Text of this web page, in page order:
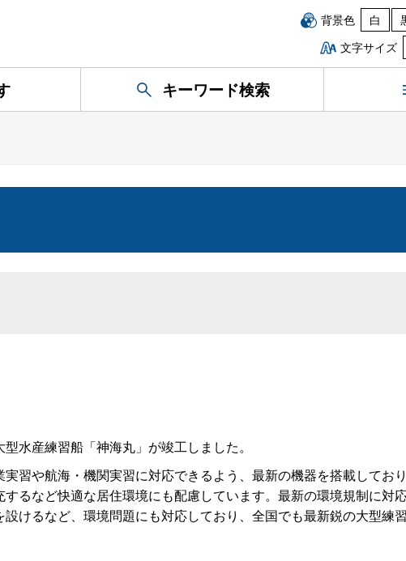
背景色 白
文字サイズ
キーワード検索
水産練習船「神海丸」が竣工しました。
習や航海・機関実習に対応できるよう、最新の機器を搭載してお
るなど快適な居住環境にも配慮しています。最新の環境規制に対
けるなど、環境問題にも対応しており、全国でも最新鋭の大型練習